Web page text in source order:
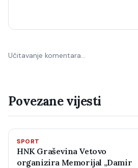
Učitavanje komentara…
Povezane vijesti
SPORT
HNK Graševina Vetovo
organizira Memorijal „Damir